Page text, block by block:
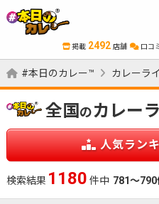
掲載 2492 店舗 口コ
#本日のカレー™ カレーラ
全国 のカレー
人気ラン
検索結果 1180 件中 781～790